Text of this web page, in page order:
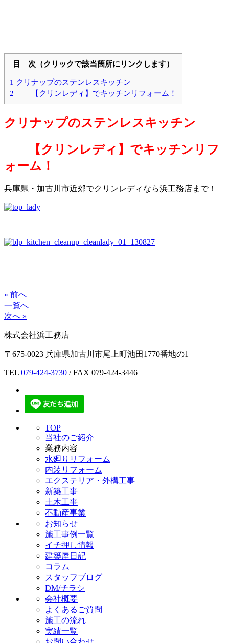
クリナップのステンレスキッチン
【クリンレディ】でキッチンリフ
ォーム！
兵庫県・加古川市近郊でクリンレディなら浜工務店まで！
一覧へ
〒675-0023 兵庫県加古川市尾上町池田1770番地の1
TEL079-424-3730
当社のご紹介
水廻りリフォーム
内装リフォーム
新築工事
土木工事
不動産事業
お知らせ
施工事例一覧
イチ押し情報
建築屋日記
コラム
スタッフブログ
DM/チラシ
会社概要
よくあるご質問
施工の流れ
実績一覧
お問い合わせ
個人情報保護方針
プライバシーポリシー